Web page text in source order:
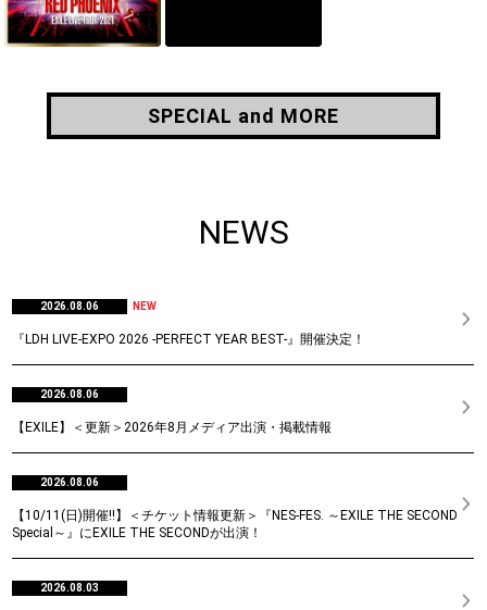
SPECIAL and MORE
NEWS
2026.08.06 NEW
『LDH LIVE-EXPO 2026 -PERFECT YEAR BEST-』開催決定！
2026.08.06
【EXILE】＜更新＞2026年8月メディア出演・掲載情報
2026.08.06
【10/11(日)開催!!】＜チケット情報更新＞『NES-FES. ～EXILE THE SECOND
Special～』にEXILE THE SECONDが出演！
2026.08.03